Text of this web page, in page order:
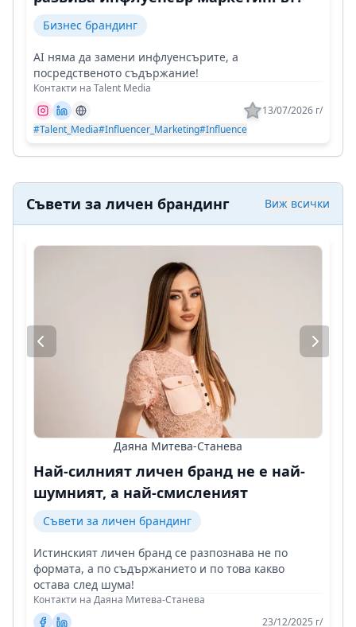
Бизнес брандинг
AI няма да замени инфлуенсърите, а
посредственото съдържание!
Контакти на Talent Media
13/07/2026 г/
#Talent_Media#Influencer_Marketing#Influence
Съвети за личен брандинг Виж всички
Даяна Митева-Станева
Най-силният личен бранд не е най-
шумният, а най-смисленият
Съвети за личен брандинг
Истинският личен бранд се разпознава не по
формата, а по съдържанието и по това какво
остава след шума!
Контакти на Даяна Митева-Станева
23/12/2025 г/